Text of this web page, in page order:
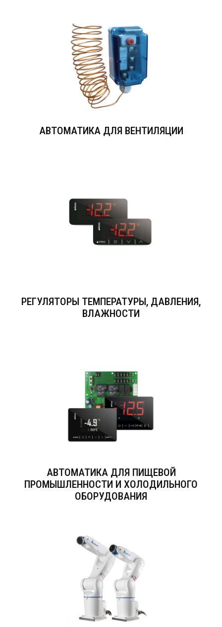
АВТОМАТИКА ДЛЯ ВЕНТИЛЯЦИИ
РЕГУЛЯТОРЫ ТЕМПЕРАТУРЫ, ДАВЛЕНИЯ,
ВЛАЖНОСТИ
АВТОМАТИКА ДЛЯ ПИЩЕВОЙ
ПРОМЫШЛЕННОСТИ И ХОЛОДИЛЬНОГО
ОБОРУДОВАНИЯ